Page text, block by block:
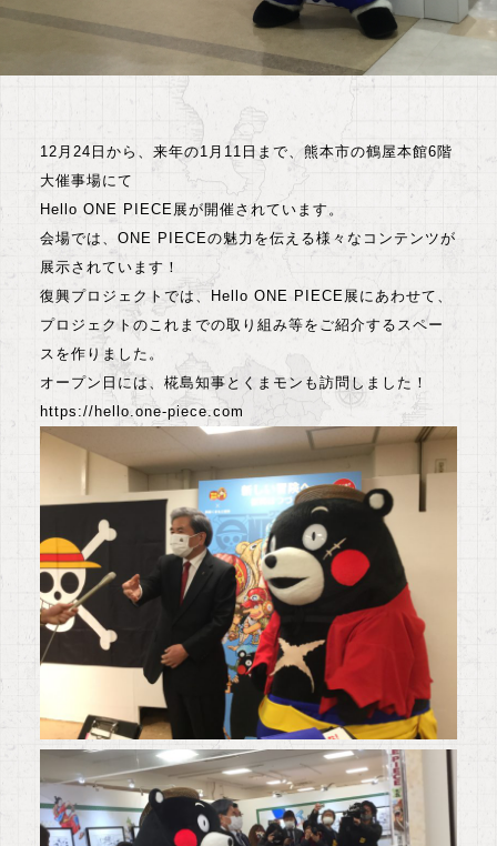
12月24日から、来年の1月11日まで、熊本市の鶴屋本館6階
大催事場にて
Hello ONE PIECE展が開催されています。
会場では、ONE PIECEの魅力を伝える様々なコンテンツが
展示されています！
復興プロジェクトでは、Hello ONE PIECE展にあわせて、
プロジェクトのこれまでの取り組み等をご紹介するスペー
スを作りました。
オープン日には、椛島知事とくまモンも訪問しました！
https://hello.one-piece.com